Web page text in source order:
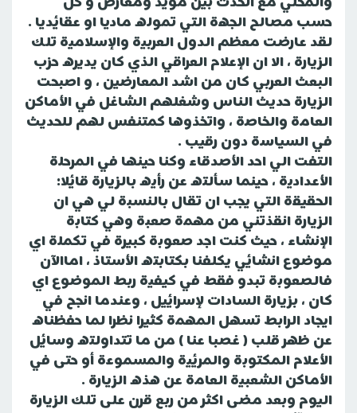
حسب مصالح الجهة التي تموله ماديا او عقائديا .
لقد عارضت معظم الدول العربية والإسلامية تلك
الزيارة ، الا ان الإعلام العراقي الذي كان يديره حزب
البعث العربي كان من اشد المعارضين ، و اصبحت
الزيارة حديث الناس وشغلهم الشاغل في الأماكن
العامة والخاصة ، واتخذوها كمتنفس لهم للحديث
في السياسة دون رقيب .
التفت الي احد الأصدقاء وكنا حينها في المرحلة
الأعدادية ، حينما سألته عن رأيه بالزيارة قائلا:
الحقيقة التي يجب ان تقال بالنسبة لي هي ان
الزيارة انقذتني من مهمة صعبة وهي كتابة
الإنشاء ، حيث كنت اجد صعوبة كبيرة في تكملة اي
موضوع انشائي يكلفنا بكتابته الأستاذ ، اماالآن
فالصعوبة تبدو فقط في كيفية ربط الموضوع اي
كان ، بزيارة السادات لإسرائيل ، وعندما انجح في
ايجاد الرابط تسهل المهمة كثيرا نظرا لما حفظناه
عن ظهر قلب ( غصبا عنا ) من ما تتداولته وسائل
الأعلام المكتوبة والمرئية والمسموعة أو حتى في
الأماكن الشعبية العامة عن هذه الزيارة .
اليوم وبعد مضى اكثر من ربع قرن على تلك الزيارة